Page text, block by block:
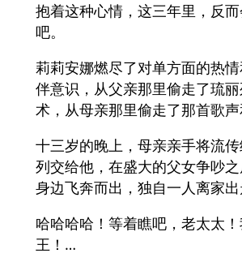
抱着这种心情，这三年里，反
吧。
莉莉安娜燃尽了对单方面的热
伴意识，从父亲那里偷走了琉
术，从母亲那里偷走了那首歌声
十三岁的晚上，母亲亲手将流
列交给他，在盛大的父女争吵
身边飞奔而出，独自一人离家出
哈哈哈哈！等着瞧吧，老太太
王！…